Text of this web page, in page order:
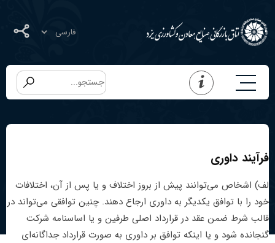
فرآیند داوری
لف) اشخاص می‌توانند پیش از بروز اختلاف و یا پس از آن، اختلافات
خود را با توافق یکدیگر به داوری ارجاع دهند. چنین توافقی می‌تواند در
قالب شرط ضمن عقد در قرارداد اصلی طرفین و یا اساسنامه شرکت
گنجانده شود و یا اینکه توافق بر داوری به صورت قرارداد جداگانه‌ای